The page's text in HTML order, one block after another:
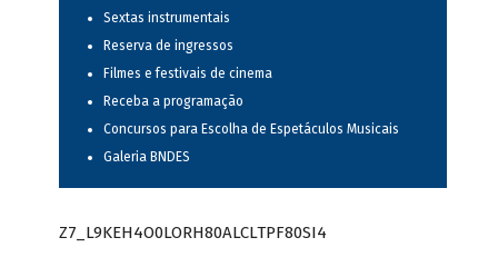
Sextas instrumentais
Reserva de ingressos
Filmes e festivais de cinema
Receba a programação
Concursos para Escolha de Espetáculos Musicais
Galeria BNDES
Z7_L9KEH4O0LORH80ALCLTPF80SI4